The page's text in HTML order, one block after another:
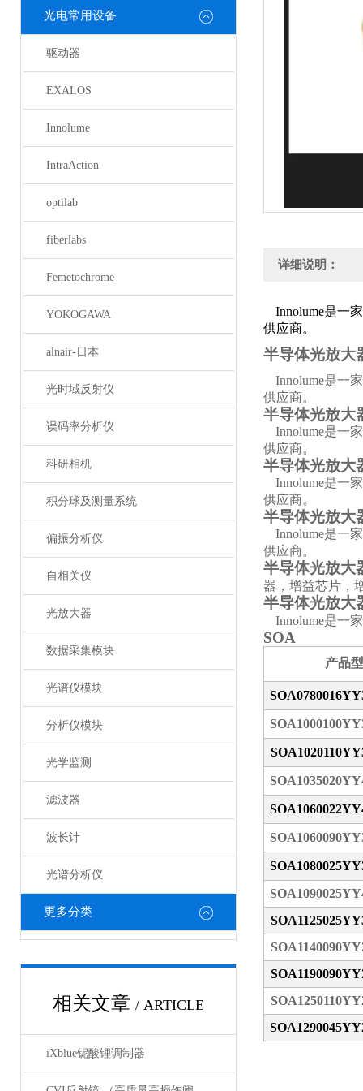
光电常用设备
驱动器
EXALOS
Innolume
IntraAction
optilab
fiberlabs
Femetochrome
YOKOGAWA
alnair-日本
光时域反射仪
误码率分析仪
科研相机
积分球及测量系统
偏振分析仪
自相关仪
光放大器
数据采集模块
光谱仪模块
分析仪模块
光学监测
滤波器
波长计
光谱分析仪
更多分类
相关文章 / ARTICLE
iXblue铌酸锂调制器
详细说明：
Innolume是一
供应商。
半导体光放大
Innolume是一
供应商。
半导体光放大
Innolume是一
供应商。
半导体光放大
Innolume是一
供应商。
半导体光放大
Innolume是一
供应商。
半导体光放大
器，增益芯片，
半导体光放大
Innolume是一
SOA
产品